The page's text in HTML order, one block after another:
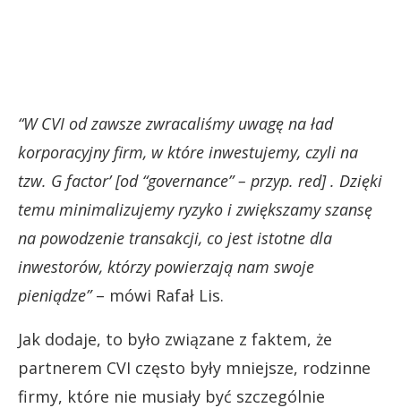
“W CVI od zawsze zwracaliśmy uwagę na ład
korporacyjny firm, w które inwestujemy, czyli na
tzw. G factor’ [od “governance” – przyp. red] . Dzięki
temu minimalizujemy ryzyko i zwiększamy szansę
na powodzenie transakcji, co jest istotne dla
inwestorów, którzy powierzają nam swoje
pieniądze”– mówi Rafał Lis.
Jak dodaje, to było związane z faktem, że
partnerem CVI często były mniejsze, rodzinne
firmy, które nie musiały być szczególnie